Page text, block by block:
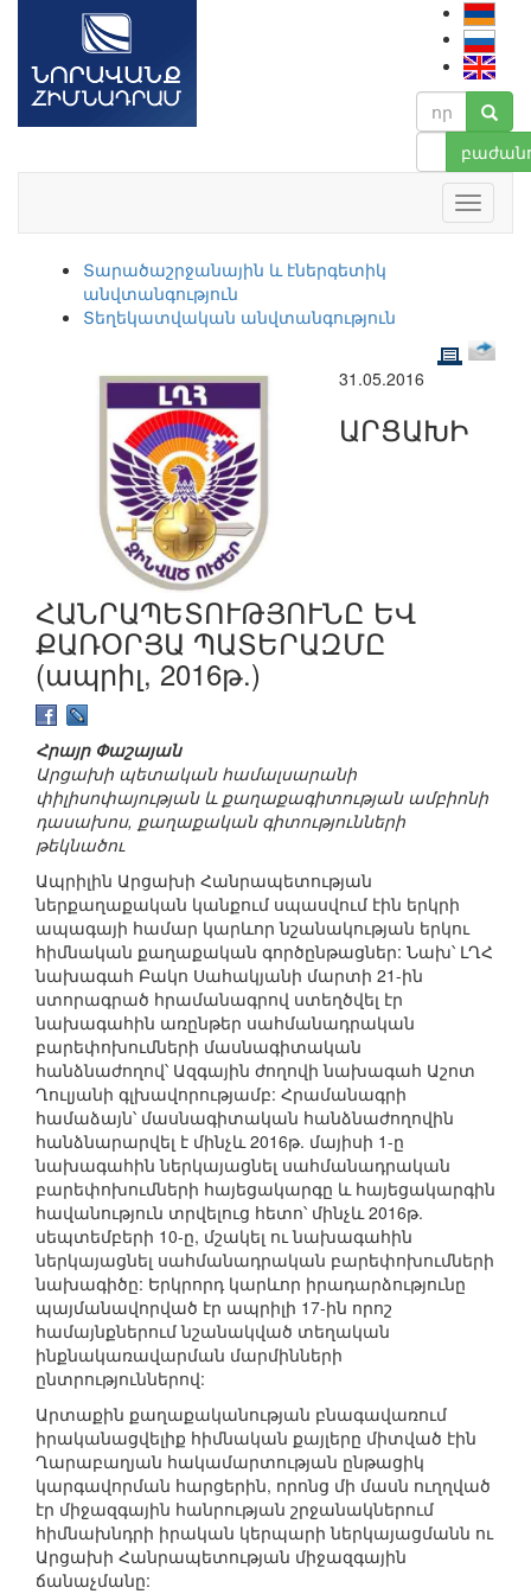
Տարածաշրջանային և էներգետիկ
անվտանգություն
Տեղեկատվական անվտանգություն
31.05.2016
ԱՐՑԱԽԻ
ՀԱՆՐԱՊԵՏՈՒԹՅՈՒՆԸ ԵՎ
ՔԱՌՕՐՅԱ ՊԱՏԵՐԱԶՄԸ
(ապրիլ, 2016թ.)
Հրայր Փաշայան
Արցախի պետական համալսարանի
փիլիսոփայության և քաղաքագիտության ամբիոնի
դասախոս, քաղաքական գիտությունների
թեկնածու
Ապրիլին Արցախի Հանրապետության
ներքաղաքական կանքում սպասվում էին երկրի
ապագայի համար կարևոր նշանակության երկու
հիմնական քաղաքական գործընթացներ: Նախ՝ ԼՂՀ
նախագահ Բակո Սահակյանի մարտի 21-ին
ստորագրած հրամանագրով ստեղծվել էր
նախագահին առընթեր սահմանադրական
բարեփոխումների մասնագիտական
հանձնաժողով՝ Ազգային ժողովի նախագահ Աշոտ
Ղուլյանի գլխավորությամբ: Հրամանագրի
համաձայն՝ մասնագիտական հանձնաժողովին
հանձնարարվել է մինչև 2016թ. մայիսի 1-ը
նախագահին ներկայացնել սահմանադրական
բարեփոխումների հայեցակարգը և հայեցակարգին
հավանություն տրվելուց հետո՝ մինչև 2016թ.
սեպտեմբերի 10-ը, մշակել ու նախագահին
ներկայացնել սահմանադրական բարեփոխումների
նախագիծը: Երկրորդ կարևոր իրադարձությունը
պայմանավորված էր ապրիլի 17-ին որոշ
համայնքներում նշանակված տեղական
ինքնակառավարման մարմինների
ընտրություններով:
Արտաքին քաղաքականության բնագավառում
իրականացվելիք հիմնական քայլերը միտված էին
Ղարաբաղյան հակամարտության ընթացիկ
կարգավորման հարցերին, որոնց մի մասն ուղղված
էր միջազգային հանրության շրջանակներում
հիմնախնդրի իրական կերպարի ներկայացմանն ու
Արցախի Հանրապետության միջազգային
ճանաչմանը: